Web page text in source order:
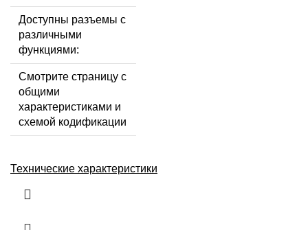
Доступны разъемы с
различными
функциями:
Смотрите страницу с
общими
характеристиками и
схемой кодификации
Технические характеристики